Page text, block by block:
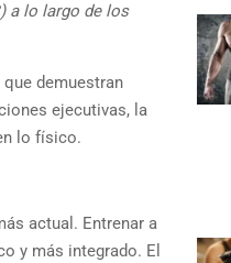
a lo largo de los
demuestran
ejecutivas, la
lo físico.
actual. Entrenar a
y más integrado. El